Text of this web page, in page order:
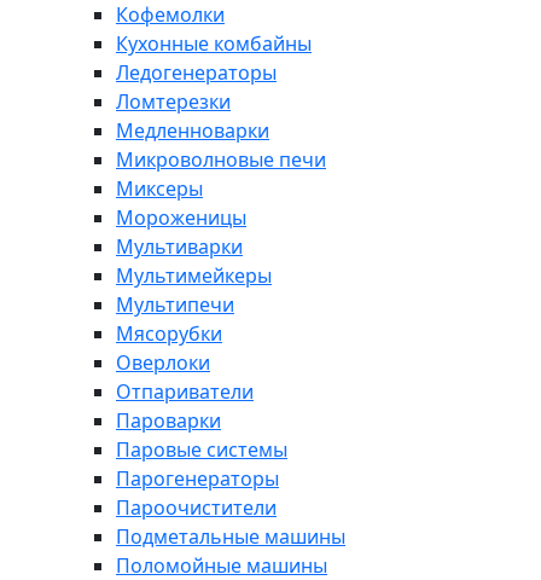
Кофемолки
Кухонные комбайны
Ледогенераторы
Ломтерезки
Медленноварки
Микроволновые печи
Миксеры
Мороженицы
Мультиварки
Мультимейкеры
Мультипечи
Мясорубки
Оверлоки
Отпариватели
Пароварки
Паровые системы
Парогенераторы
Пароочистители
Подметальные машины
Поломойные машины